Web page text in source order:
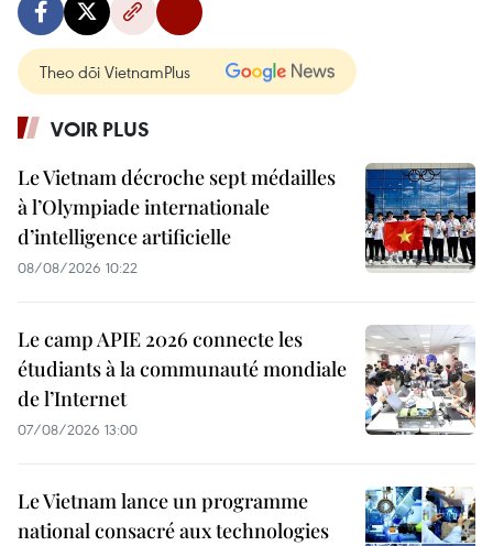
Theo dõi VietnamPlus
VOIR PLUS
Le Vietnam décroche sept médailles
à l’Olympiade internationale
d’intelligence artificielle
08/08/2026 10:22
Le camp APIE 2026 connecte les
étudiants à la communauté mondiale
de l’Internet
07/08/2026 13:00
Le Vietnam lance un programme
national consacré aux technologies